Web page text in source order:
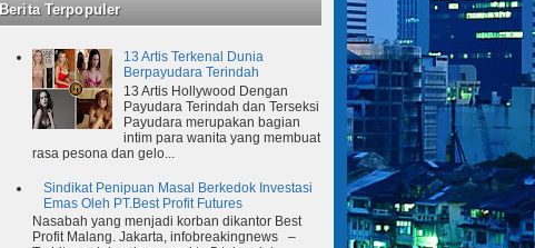
Berita Terpopuler
13 Artis Terkenal Dunia
Berpayudara Terindah
13 Artis Hollywood Dengan
Payudara Terindah dan Terseksi
Payudara merupakan bagian
intim para wanita yang membuat
rasa pesona dan gelo...
Sindikat Penipuan Masal Berkedok Investasi
Emas Oleh PT.Best Profit Futures
Nasabah yang menjadi korban dikantor Best
Profit Malang. Jakarta, infobreakingnews –